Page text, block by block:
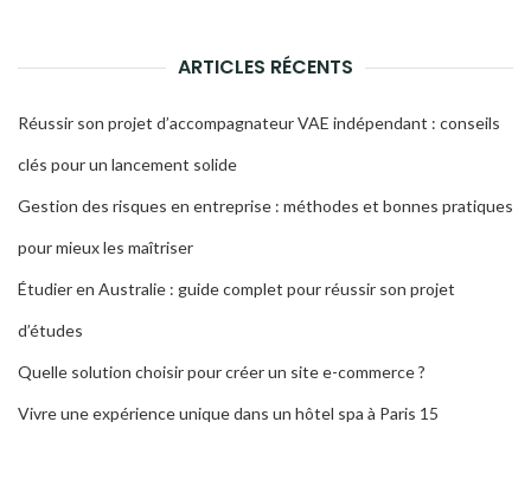
ARTICLES RÉCENTS
Réussir son projet d’accompagnateur VAE indépendant : conseils
clés pour un lancement solide
Gestion des risques en entreprise : méthodes et bonnes pratiques
pour mieux les maîtriser
Étudier en Australie : guide complet pour réussir son projet
d’études
Quelle solution choisir pour créer un site e-commerce ?
Vivre une expérience unique dans un hôtel spa à Paris 15